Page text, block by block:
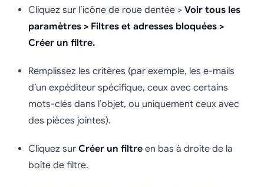
Cliquez sur l’icône de roue dentée > Voir tous les
paramètres > Filtres et adresses bloquées >
Créer un filtre.
Remplissez les critères (par exemple, les e-mails
d’un expéditeur spécifique, ceux avec certains
mots-clés dans l’objet, ou uniquement ceux avec
des pièces jointes).
Cliquez sur Créer un filtre en bas à droite de la
boîte de filtre.